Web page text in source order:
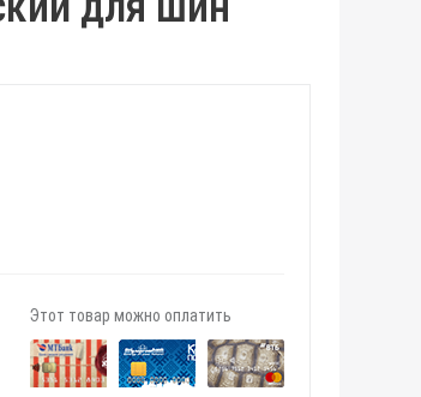
Этот товар можно оплатить